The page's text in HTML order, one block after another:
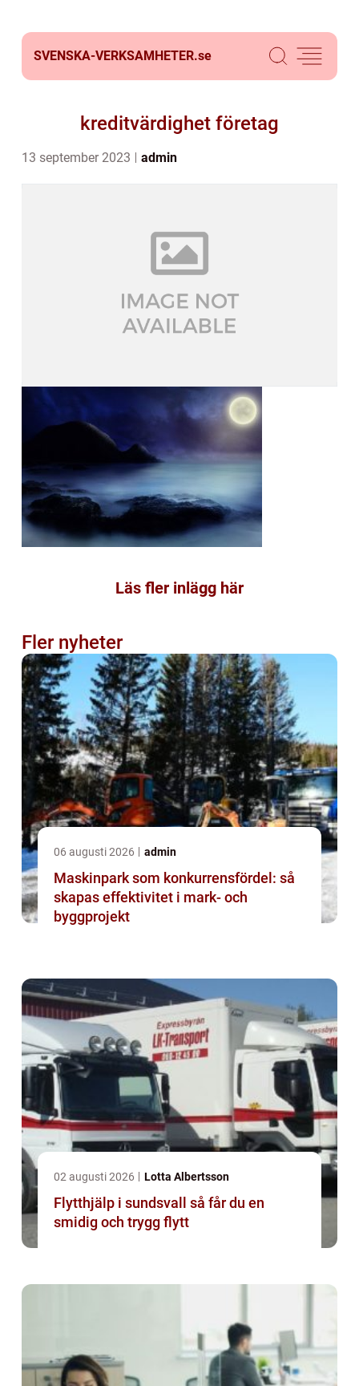
SVENSKA-VERKSAMHETER.se
kreditvärdighet företag
13 september 2023 admin
Läs fler inlägg här
Fler nyheter
06 augusti 2026 admin
Maskinpark som konkurrensfördel: så
skapas effektivitet i mark- och
byggprojekt
02 augusti 2026 Lotta Albertsson
Flytthjälp i sundsvall så får du en
smidig och trygg flytt